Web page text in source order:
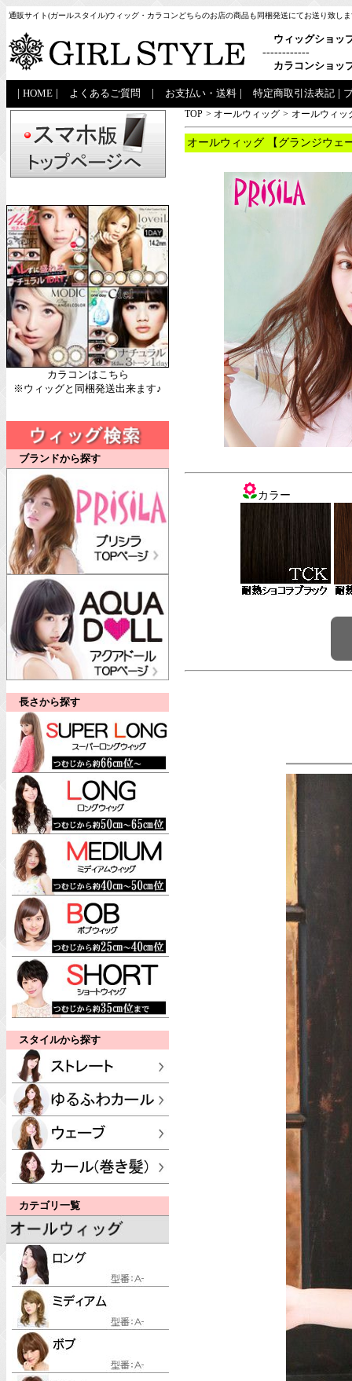
通販サイト(ガールスタイル)ウィッグ・カラコンどちらのお店の商品も同梱発送にてお送り致し
ウィッグショッ
------------
カラコンショッ
HOME よくあるご質問 お支払い・送料 特定商取引法表記
カラコンはこちら
※ウィッグと同梱発送出来ます♪
ブランドから探す
長さから探す
スタイルから探す
カテゴリ一覧
TOP > オールウィッグ > オールウィッ
オールウィッグ 【グランジウェ
カラー